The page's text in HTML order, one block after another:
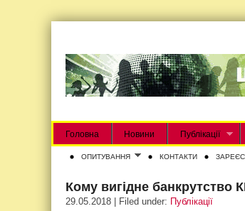
Головна Новини Публікації
ОПИТУВАННЯ КОНТАКТИ
Кому вигідне банкрутство
29.05.2018 | Filed under: Публікації